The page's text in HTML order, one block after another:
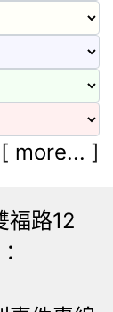
[ more... ]
福路12